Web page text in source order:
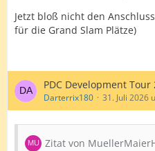
Jetzt bloß nicht den
für die Grand Slam Plätze)
PDC Development Tour
Darterrix180 31. Juli 2026
Zitat von